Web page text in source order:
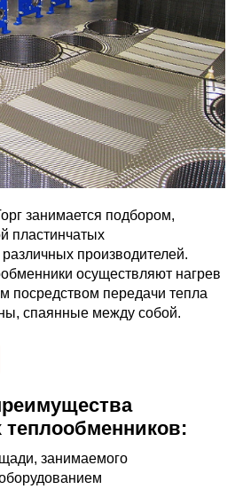
занимается подбором,
пластинчатых
производителей.
осуществляют нагрев
посредством передачи тепла
спаянные между собой.
теплообменников:
занимаемого